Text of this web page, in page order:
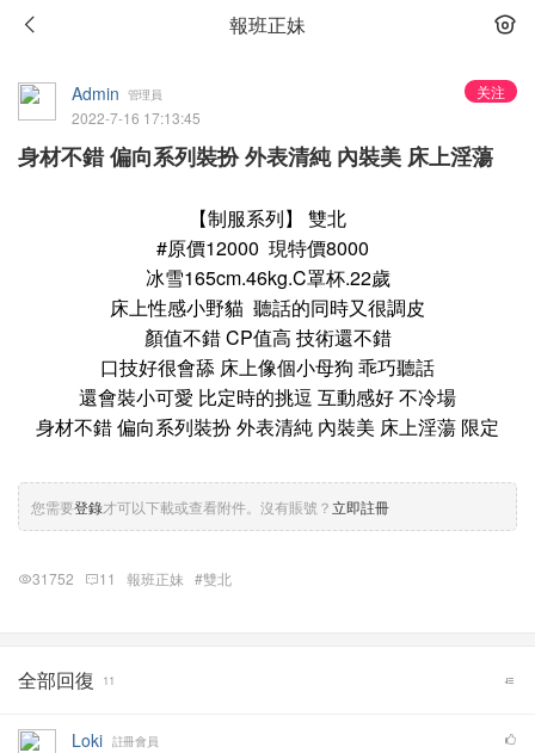
報班正妹
关注
Admin 管理員
2022-7-16 17:13:45
身材不錯 偏向系列裝扮 外表清純 內裝美 床上淫蕩
【制服系列】 雙北
#原價12000 現特價8000
冰雪165cm.46kg.C罩杯.22歲
床上性感小野貓 聽話的同時又很調皮
顏值不錯 CP值高 技術還不錯
口技好很會舔 床上像個小母狗 乖巧聽話
還會裝小可愛 比定時的挑逗 互動感好 不冷場
身材不錯 偏向系列裝扮 外表清純 內裝美 床上淫蕩 限定
您需要登錄才可以下載或查看附件。沒有賬號？立即註冊
31752 11 報班正妹 #雙北
全部回復 11
Loki 註冊會員